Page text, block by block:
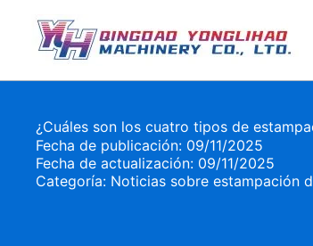
contenido
¿Cuáles son los cuatro tipos de
Fecha de publicación: 09/11/2025
Fecha de actualización: 09/11/2025
Categoría: Noticias sobre estampación